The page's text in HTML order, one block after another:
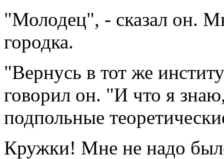
"Молодец", - сказал он.
городка.
"Вернусь в тот же
говорил он. "И что я
подпольные
Кружки! Мне не надо